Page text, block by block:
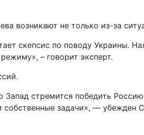
возникают не только из-за
скепсис по поводу Украины.
– говорит эксперт.
стремится победить
задачи», — убежден